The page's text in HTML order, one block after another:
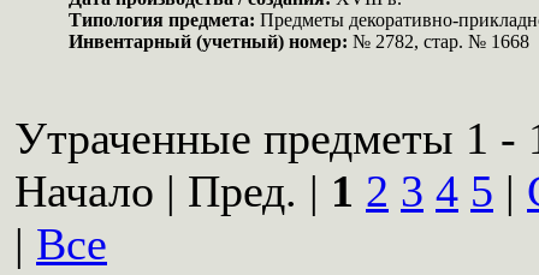
Типология предмета: Предметы декоративно-
Инвентарный (учетный) номер: № 2782, стар. № 1668
Утраченные предметы 1 -
Начало | Пред. | 1 2 3 4 5 |
| Все